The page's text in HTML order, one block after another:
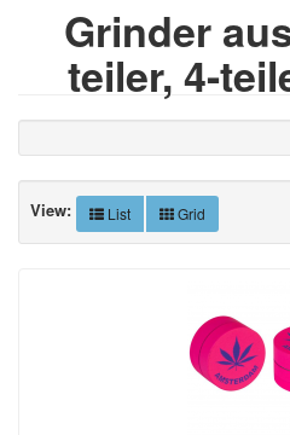
Grinder
teiler, 4-
View: List Grid